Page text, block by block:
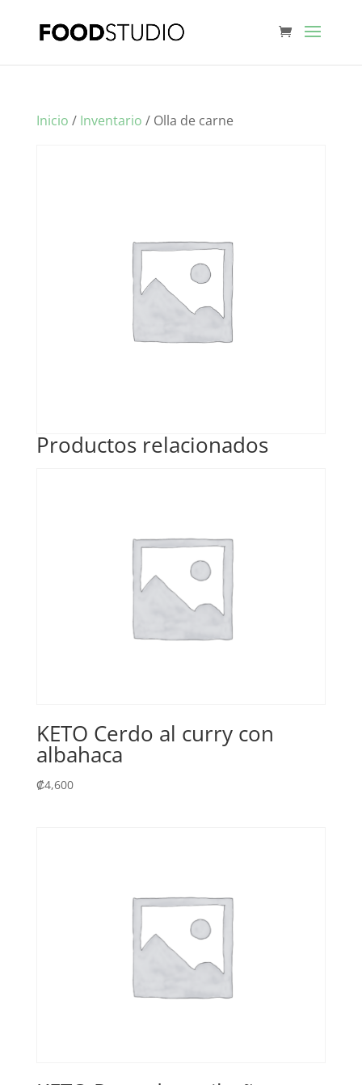
Inicio / Inventario / Olla de carne
Productos relacionados
KETO Cerdo al curry con
albahaca
₡4,600